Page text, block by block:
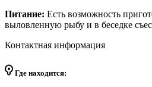
Питание: Есть возможность
выловленную рыбу и в беседке
Контактная информация
Где находится: